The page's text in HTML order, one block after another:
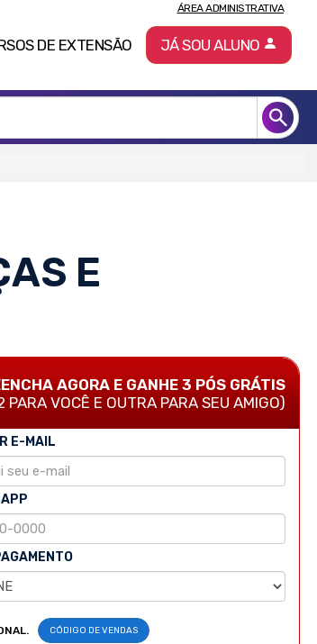
DE EXTENSÃO
ÁREA ADMINISTRATIVA
JÁ SOU ALUNO
E
AGORA E GANHE 3 PÓS GRÁTIS
PARA VOCÊ E OUTRA PARA SEU AMIGO)
E-MAIL
CÓDIGO DE VENDAS